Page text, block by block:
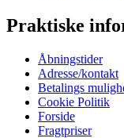
Praktiske
Åbningstider
Adresse/kontakt
Betalings
Cookie Politik
Forside
Fragtpriser